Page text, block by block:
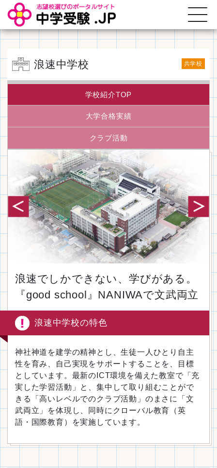
浪速中学校 共学校
学校紹介TOP
大学合格実績
クラブ活動
浪速でしかできない、学びがある。
『good school』NANIWAで文武両立
浪速中学校の特色
神社神道を建学の精神とし、生徒一人ひとり自主
性を育み、自己実現をサポートすることを、目標
としています。最新のICT環境を備えた教室で「充
実した学習活動」と、集中して取り組むことがで
きる「高いレベルでのクラブ活動」のまさに「文
武両立」を体現し、同時にクローバル教育（英
語・国際教育）を実施しています。